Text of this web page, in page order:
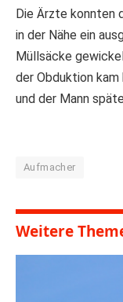
Die Ärzte konnten
in der Nähe ein
Müllsäcke
der Obduktion kam
und der Mann
Aufmacher
Weitere